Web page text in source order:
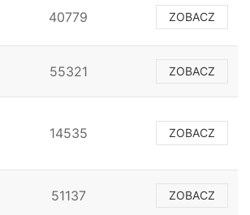
40779 ZOBACZ
55321 ZOBACZ
14535 ZOBACZ
51137 ZOBACZ